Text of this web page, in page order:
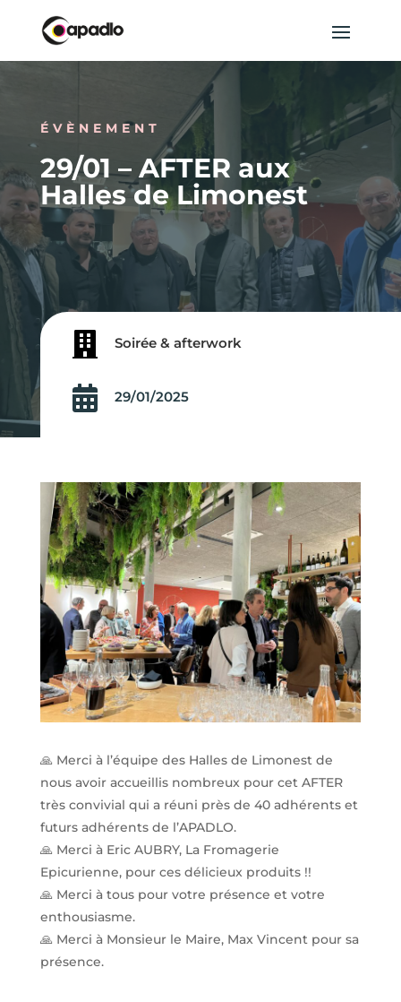
ÉVÈNEMENT
29/01 – AFTER aux
Halles de Limonest
 Soirée & afterwork
 29/01/2025
🙏 Merci à l’équipe des Halles de Limonest de
nous avoir accueillis nombreux pour cet AFTER
très convivial qui a réuni près de 40 adhérents et
futurs adhérents de l’APADLO.
🙏 Merci à Eric AUBRY, La Fromagerie
Epicurienne, pour ces délicieux produits !!
🙏 Merci à tous pour votre présence et votre
enthousiasme.
🙏 Merci à Monsieur le Maire, Max Vincent pour sa
présence.